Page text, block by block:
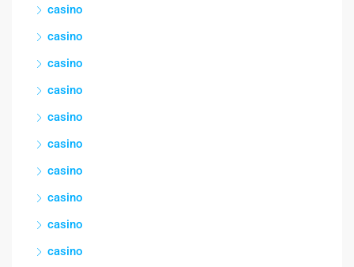
casino
casino
casino
casino
casino
casino
casino
casino
casino
casino